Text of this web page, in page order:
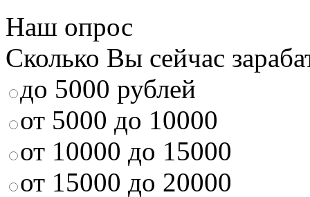
Наш опрос
Сколько Вы сейчас
до 5000 рублей
от 5000 до 10000
от 10000 до 15000
от 15000 до 20000